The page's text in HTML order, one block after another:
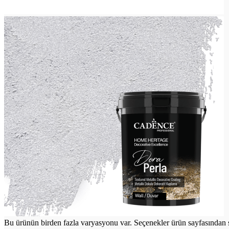
Bu ürünün birden fazla varyasyonu var. Seçenekler ürün